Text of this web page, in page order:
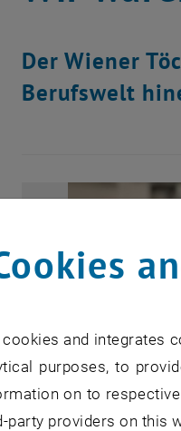
Der Wiener
Berufswelt
and integrates
purposes, to
on to
providers on this